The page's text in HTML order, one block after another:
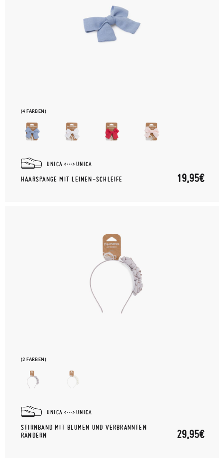
(4 FARBEN)
UNICA UNICA
HAARSPANGE MIT LEINEN-SCHLEIFE 19,95€
(2 FARBEN)
UNICA UNICA
STIRNBAND MIT BLUMEN UND VERBRANNTEN
RÄNDERN
29,95€